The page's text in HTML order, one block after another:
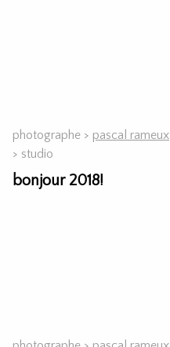
photographe > pascal rameux
> studio
bonjour 2018!